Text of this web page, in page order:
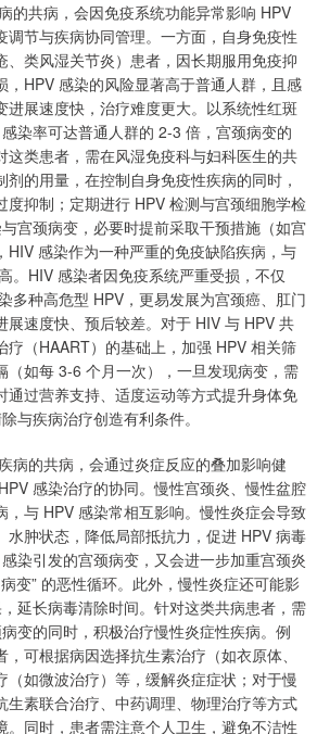
的共病，会因免疫系统功能异常影响 HPV
调节与疾病协同管理。一方面，自身免疫性
、类风湿关节炎）患者，因长期服用免疫抑
，HPV 感染的风险显著高于普通人群，且感
进展速度快，治疗难度更大。以系统性红斑
染率可达普通人群的 2-3 倍，宫颈病变的
这类患者，需在风湿免疫科与妇科医生的共
的用量，在控制自身免疫性疾病的同时，
度抑制；定期进行 HPV 检测与宫颈细胞学检
宫颈病变，必要时提前采取干预措施（如宫
HIV 感染作为一种严重的免疫缺陷疾病，与
。HIV 感染者因免疫系统严重受损，不仅
多种高危型 HPV，更易发展为宫颈癌、肛门
展速度快、预后较差。对于 HIV 与 HPV 共
疗（HAART）的基础上，加强 HPV 相关筛
（如每 3-6 个月一次），一旦发现病变，需
通过营养支持、适度运动等方式提升身体免
与疾病治疗创造有利条件。
病的共病，会通过炎症反应的叠加影响健
感染治疗的协同。慢性宫颈炎、慢性盆腔
，与 HPV 感染常相互影响。慢性炎症会导致
水肿状态，降低局部抵抗力，促进 HPV 病毒
染引发的宫颈病变，又会进一步加重宫颈炎
变” 的恶性循环。此外，慢性炎症还可能影
延长病毒清除时间。针对这类共病患者，需
变的同时，积极治疗慢性炎症性疾病。例
可根据病因选择抗生素治疗（如衣原体、
（如微波治疗）等，缓解炎症症状；对于慢
生素联合治疗、中药调理、物理治疗等方式
。同时，患者需注意个人卫生，避免不洁性